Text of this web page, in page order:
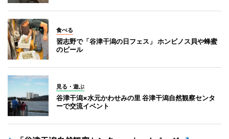
食べる
習志野で「谷津干潟の日フェス」 ホンビノス貝や蜂蜜
のビール
見る・遊ぶ
谷津干潟×水元かわせみの里 谷津干潟自然観察センタ
ーで交流イベント